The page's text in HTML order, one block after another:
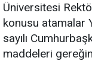
Üniversitesi
konusu atamalar
sayılı
maddeleri